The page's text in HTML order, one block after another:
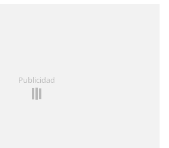
Publicidad